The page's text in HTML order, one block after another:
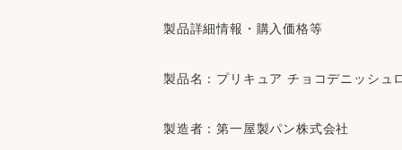
製品詳細情報・購入価格等
製品名：プリキュア チョコデニッシュ
製造者：第一屋製パン株式会社